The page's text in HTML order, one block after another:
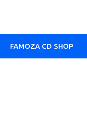
FAMOZA CD SHOP